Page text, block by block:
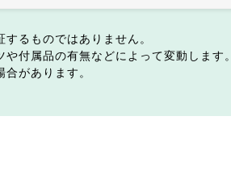
るものではありません。
付属品の有無などによって変動します。
があります。